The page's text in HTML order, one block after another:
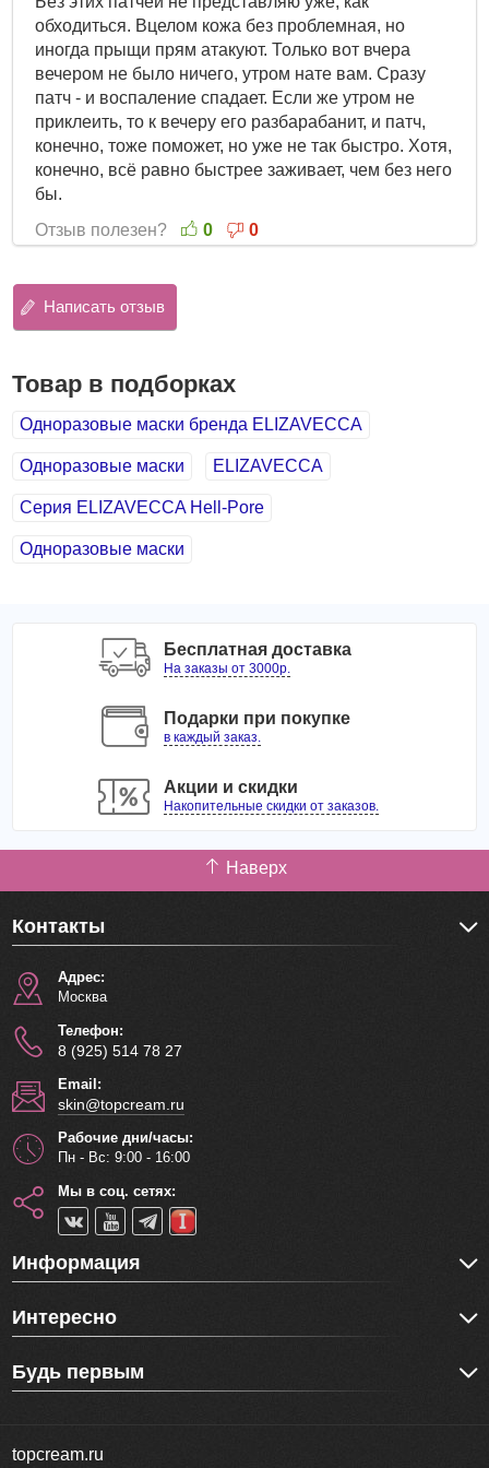
обходиться. Вцелом кожа без проблемная, но
иногда прыщи прям атакуют. Только вот вчера
вечером не было ничего, утром нате вам. Сразу
патч - и воспаление спадает. Если же утром не
приклеить, то к вечеру его разбарабанит, и патч,
конечно, тоже поможет, но уже не так быстро. Хотя,
конечно, всё равно быстрее заживает, чем без него
бы.
Отзыв полезен?
0 0
Написать отзыв
Товар в подборках
Одноразовые маски бренда ELIZAVECCA
Одноразовые маски ELIZAVECCA
Серия ELIZAVECCA Hell-Pore
Одноразовые маски
Бесплатная доставка
На заказы от 3000р.
Подарки при покупке
в каждый заказ.
Акции и скидки
Накопительные скидки от заказов.
Наверх
Контакты
Адрес:
Москва
Телефон:
8 (925) 514 78 27
Email:
skin@topcream.ru
Рабочие дни/часы:
Пн - Вс: 9:00 - 16:00
Мы в соц. сетях:
Информация
Интересно
Будь первым
topcream.ru